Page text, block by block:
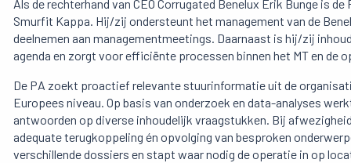
Als de rechterhand van CEO Corrugated Benelux Erik Bunge is
Smurfit Kappa. Hij/zij ondersteunt het management van de
deelnemen aan managementmeetings. Daarnaast is hij/zij
agenda en zorgt voor efficiënte processen binnen het MT en de
De PA zoekt proactief relevante stuurinformatie uit de
Europees niveau. Op basis van onderzoek en data-analyses
antwoorden op diverse inhoudelijk vraagstukken. Bij
adequate terugkoppeling én opvolging van besproken
verschillende dossiers en stapt waar nodig de operatie in op